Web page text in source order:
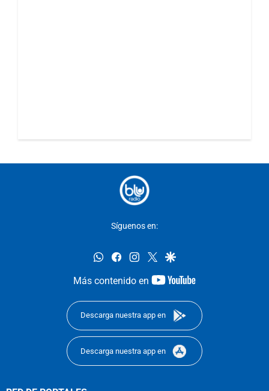
Síguenos en:
whatsappfacebookinstagram
twittergoogle
Más contenido en
youtube-
Descarga nuestra app en
Descarga nuestra app en